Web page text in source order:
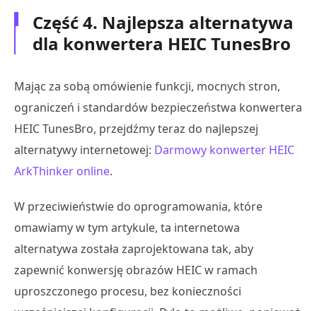
Część 4. Najlepsza alternatywa
dla konwertera HEIC TunesBro
Mając za sobą omówienie funkcji, mocnych stron,
ograniczeń i standardów bezpieczeństwa konwertera
HEIC TunesBro, przejdźmy teraz do najlepszej
alternatywy internetowej: Darmowy konwerter HEIC
ArkThinker online.
W przeciwieństwie do oprogramowania, które
omawiamy w tym artykule, ta internetowa
alternatywa została zaprojektowana tak, aby
zapewnić konwersję obrazów HEIC w ramach
uproszczonego procesu, bez konieczności